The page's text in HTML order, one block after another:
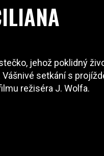
jehož poklidný
Vášnivé setkání s
režiséra J. Wolfa.